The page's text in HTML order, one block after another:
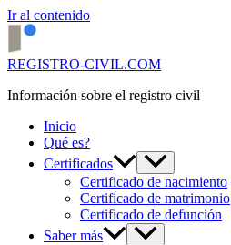
Ir al contenido
REGISTRO-CIVIL.COM
Información sobre el registro civil
Inicio
Qué es?
Certificados
Certificado de nacimiento
Certificado de matrimonio
Certificado de defunción
Saber más